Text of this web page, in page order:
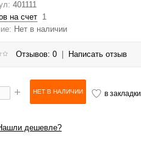
401111
на счет 1
Нет в наличии
Отзывов: 0 Написать отзыв
в закладки
дешевле?